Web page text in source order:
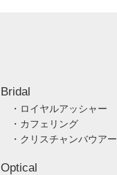
Bridal
・ロイヤルアッシャー
・カフェリング
・クリスチャンバウアー
Optical